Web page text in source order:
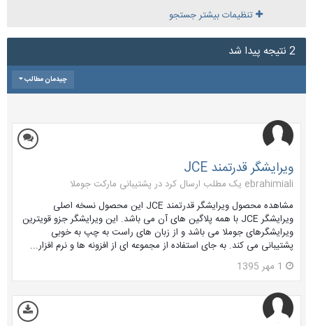
تنظیمات بیشتر جستجو
2 نتیجه پیدا شد
چیدمان مطالب
ویرایشگر قدرتمند JCE
ebrahimiali یک مطلب ارسال کرد در
پشتیبانی مارکت جوملا
مشاهده محصول ویرایشگر قدرتمند JCE این محصول نسخه اصلی
ویرایشگر JCE با همه پلاگین های آن می باشد. این ویرایشگر جزو قویترین
ویرایشگرهای جوملا می باشد و از زبان های راست به چپ به خوبی
پشتیبانی می کند. به جای استفاده از مجموعه ای از افزونه ها و نرم افزار...
1 مهر 1395